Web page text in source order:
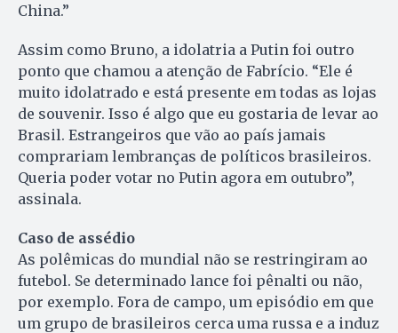
China.”
Assim como Bruno, a idolatria a Putin foi outro
ponto que chamou a atenção de Fabrício. “Ele é
muito idolatrado e está presente em todas as lojas
de souvenir. Isso é algo que eu gostaria de levar ao
Brasil. Estrangeiros que vão ao país jamais
comprariam lembranças de políticos brasileiros.
Queria poder votar no Putin agora em outubro”,
assinala.
Caso de assédio
As polêmicas do mundial não se restringiram ao
futebol. Se determinado lance foi pênalti ou não,
por exemplo. Fora de campo, um episódio em que
um grupo de brasileiros cerca uma russa e a induz